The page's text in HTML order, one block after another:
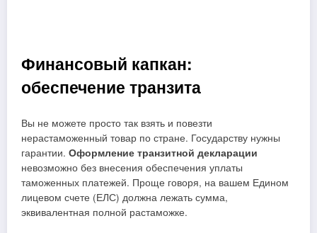
Финансовый капкан:
обеспечение транзита
Вы не можете просто так взять и повезти
нерастаможенный товар по стране. Государству нужны
гарантии. Оформление транзитной декларации
невозможно без внесения обеспечения уплаты
таможенных платежей. Проще говоря, на вашем Едином
лицевом счете (ЕЛС) должна лежать сумма,
эквивалентная полной растаможке.